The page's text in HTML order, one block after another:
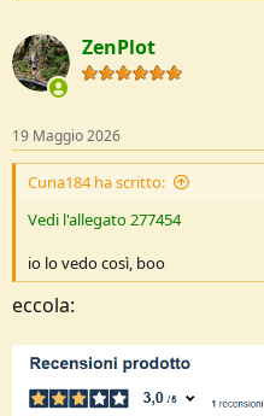
ZenPlot
19 Maggio 2026
Cuna184 ha scritto:
Vedi l'allegato 277454
io lo vedo così, boo
eccola: